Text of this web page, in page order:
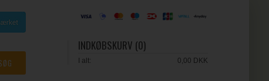
INDKØBSKURV (0)
I alt: 0,00 DKK